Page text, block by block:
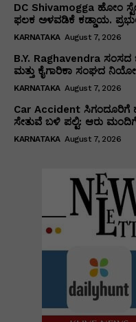
DC Shivamogga ಹೋಂ
ಫಲಕ ಅಳವಡಿಕೆ ಕಡ್ಡಾಯ.
KARNATAKA August 7, 2026
B.Y. Raghavendra ಸಂಸದ
ಮತ್ತು ಕೈಗಾರಿಕಾ ಸಂಘದ
KARNATAKA August 7, 2026
Car Accident ಸಿಗಂದೂರಿಗೆ
ಸೇತುವೆ ಬಳಿ ಪಲ್ಟಿ: ಆರು
KARNATAKA August 7, 2026